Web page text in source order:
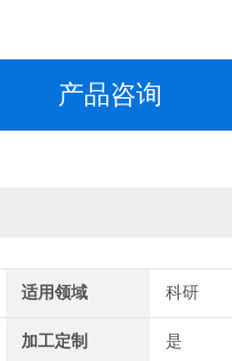
产品咨询
适用领域 科研
加工定制 是